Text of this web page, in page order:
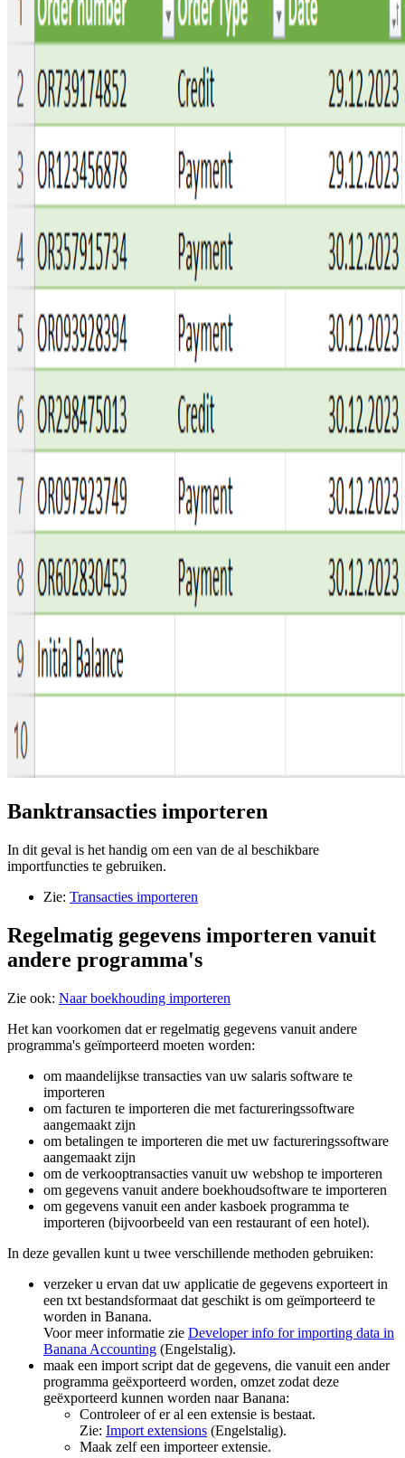
Banktransacties importeren
In dit geval is het handig om een van de al beschikbare
importfuncties te gebruiken.
Zie: Transacties importeren
Regelmatig gegevens importeren vanuit
andere programma's
Zie ook: Naar boekhouding importeren
Het kan voorkomen dat er regelmatig gegevens vanuit andere
programma's geïmporteerd moeten worden:
om maandelijkse transacties van uw salaris software te
importeren
om facturen te importeren die met factureringssoftware
aangemaakt zijn
om betalingen te importeren die met uw factureringssoftware
aangemaakt zijn
om de verkooptransacties vanuit uw webshop te importeren
om gegevens vanuit andere boekhoudsoftware te importeren
om gegevens vanuit een ander kasboek programma te
importeren (bijvoorbeeld van een restaurant of een hotel).
In deze gevallen kunt u twee verschillende methoden gebruiken:
verzeker u ervan dat uw applicatie de gegevens exporteert in
een txt bestandsformaat dat geschikt is om geïmporteerd te
worden in Banana.
Voor meer informatie zie Developer info for importing data in
Banana Accounting (Engelstalig).
maak een import script dat de gegevens, die vanuit een ander
programma geëxporteerd worden, omzet zodat deze
geëxporteerd kunnen worden naar Banana:
Controleer of er al een extensie is bestaat.
Zie: Import extensions (Engelstalig).
Maak zelf een importeer extensie.